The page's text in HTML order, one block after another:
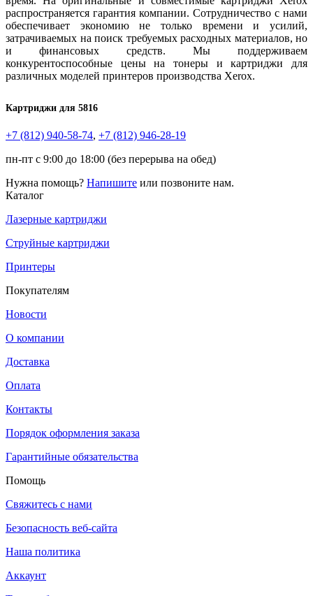
распространяется гарантия компании. Сотрудничество с нами
обеспечивает экономию не только времени и усилий,
затрачиваемых на поиск требуемых расходных материалов, но
и финансовых средств. Мы поддерживаем
конкурентоспособные цены на тонеры и картриджи для
различных моделей принтеров производства Xerox.
Картриджи для 5816
+7 (812) 940-58-74, +7 (812) 946-28-19
пн-пт с 9:00 до 18:00 (без перерыва на обед)
Нужна помощь? Напишите или позвоните нам.
Каталог
Лазерные картриджи
Струйные картриджи
Принтеры
Покупателям
Новости
О компании
Доставка
Оплата
Контакты
Порядок оформления заказа
Гарантийные обязательства
Помощь
Свяжитесь с нами
Безопасность веб-сайта
Наша политика
Аккаунт